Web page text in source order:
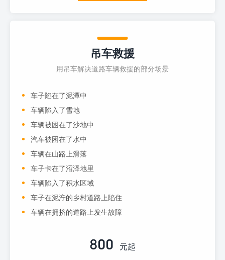
吊车救援
用吊车解决道路车辆救援的部分场景
车子陷在了泥潭中
车辆陷入了雪地
车辆被困在了沙地中
汽车被困在了水中
车辆在山路上滑落
车子卡在了沼泽地里
车辆陷入了积水区域
车子在泥泞的乡村道路上陷住
车辆在拥挤的道路上发生故障
800 元起